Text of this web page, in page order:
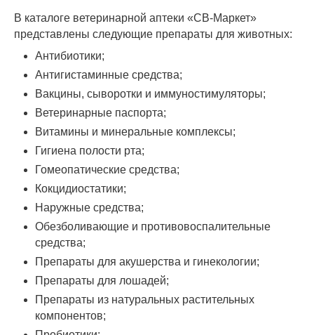
В каталоге ветеринарной аптеки «СВ-Маркет»
представлены следующие препараты для животных:
Антибиотики;
Антигистаминные средства;
Вакцины, сыворотки и иммуностимуляторы;
Ветеринарные паспорта;
Витамины и минеральные комплексы;
Гигиена полости рта;
Гомеопатические средства;
Кокцидиостатики;
Наружные средства;
Обезболивающие и противовоспалительные
средства;
Препараты для акушерства и гинекологии;
Препараты для лошадей;
Препараты из натуральных растительных
компонентов;